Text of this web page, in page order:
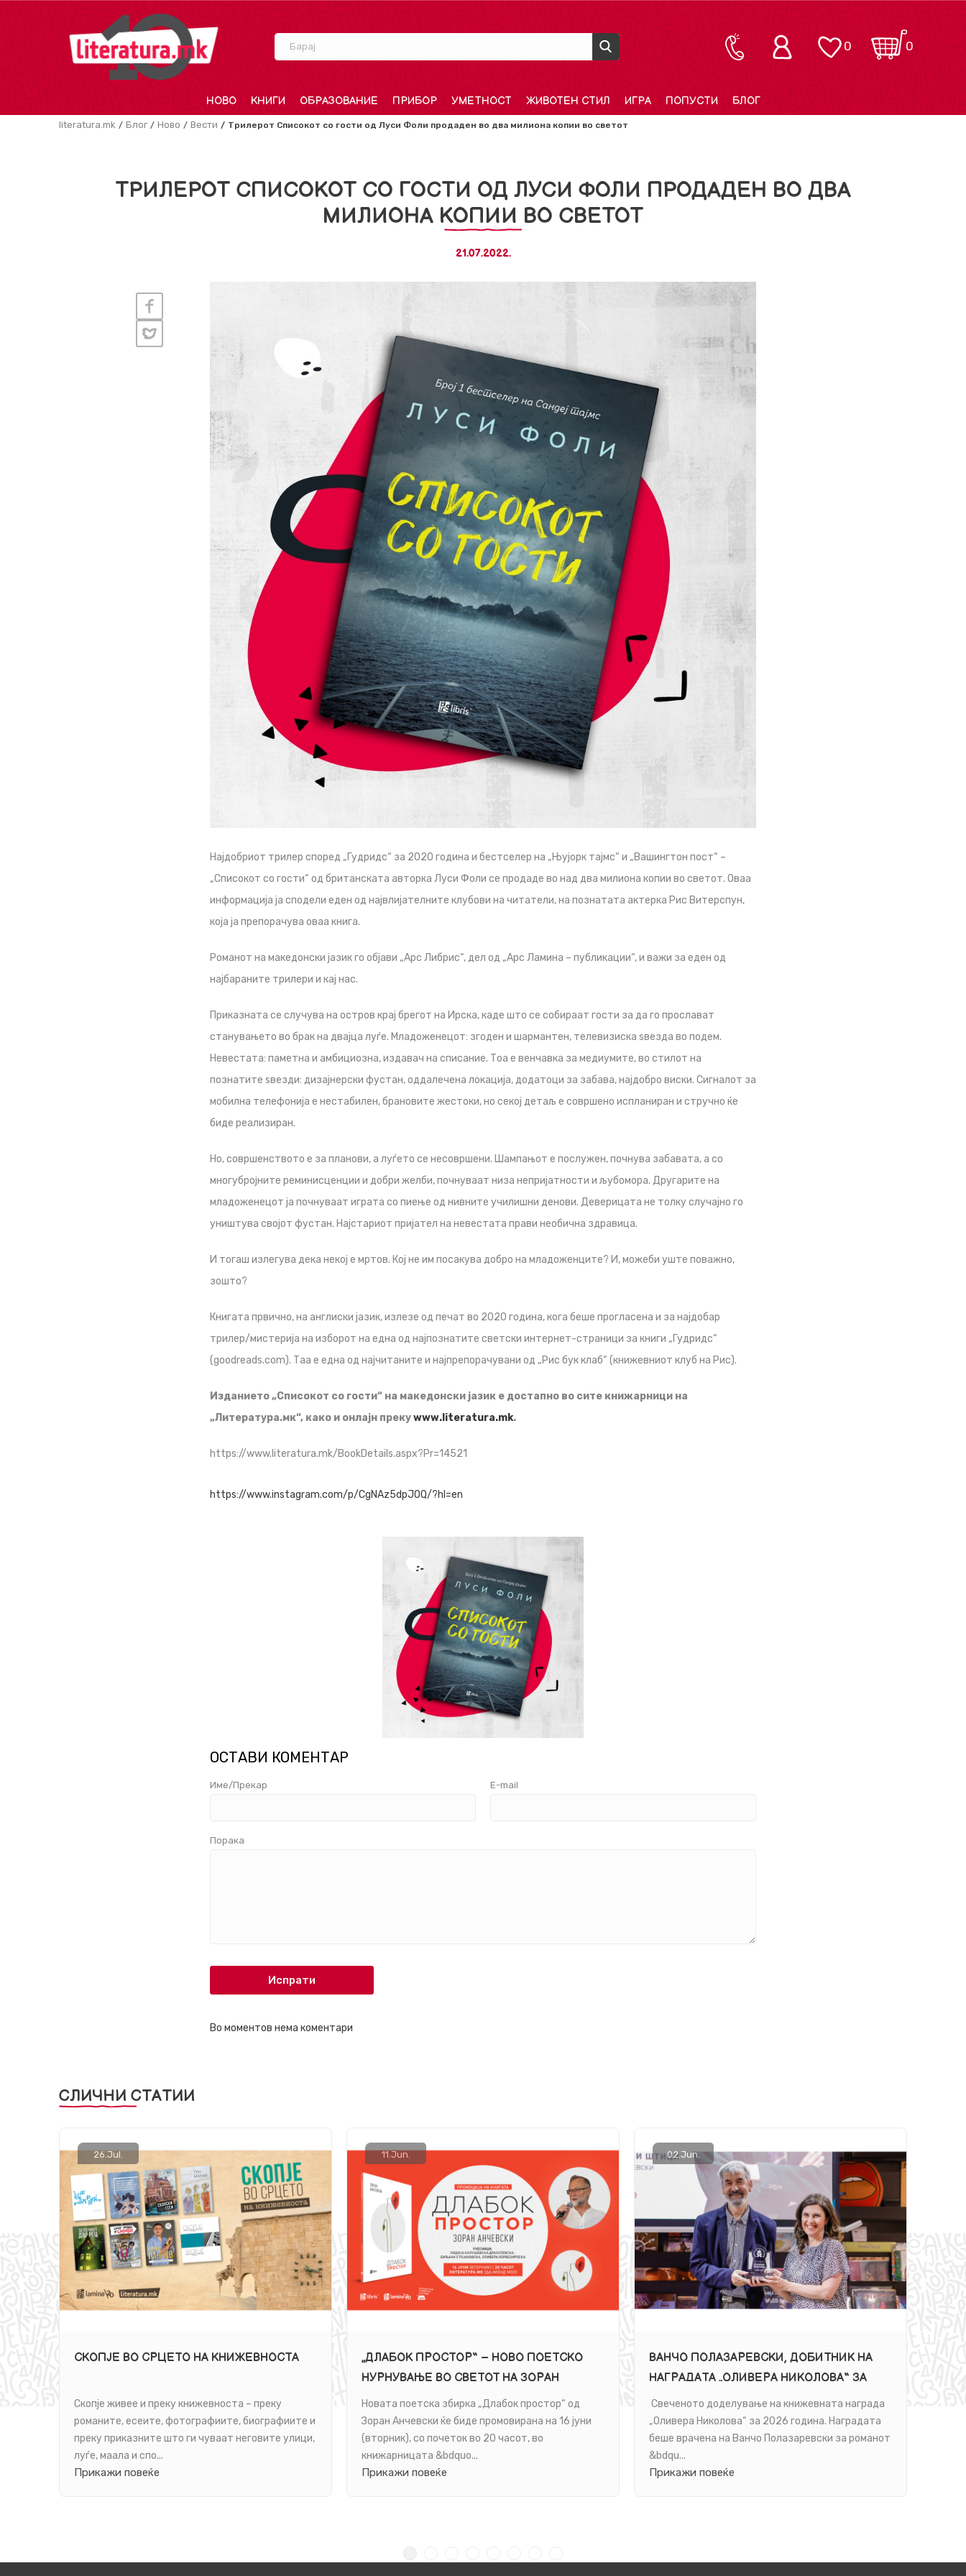
Барај 0
0
НОВО КНИГИ ОБРАЗОВАНИЕ ПРИБОР УМЕТНОСТ ЖИВОТЕН СТИЛ ИГРА ПОПУСТИ БЛОГ
literatura.mk Блог Ново Вести Трилерот Списокот со гости од Луси Фоли продаден во два милиона копии во светот
ТРИЛЕРОТ СПИСОКОТ СО ГОСТИ ОД ЛУСИ ФОЛИ ПРОДАДЕН ВО ДВА
МИЛИОНА КОПИИ ВО СВЕТОТ
21.07.2022.
Најдобриот трилер според „Гудридс“ за 2020 година и бестселер на „Њујорк тајмс“ и „Вашингтон пост“ –
„Списокот со гости“ од британската авторка Луси Фоли се продаде во над два милиона копии во светот. Оваа
информација ја сподели еден од највлијателните клубови на читатели, на познатата актерка Рис Витерспун,
која ја препорачува оваа книга.
Романот на македонски јазик го објави „Арс Либрис“, дел од „Арс Ламина – публикации“, и важи за еден од
најбараните трилери и кај нас.
Приказната се случува на остров крај брегот на Ирска, каде што се собираат гости за да го прослават
станувањето во брак на двајца луѓе. Младоженецот: згоден и шармантен, телевизиска ѕвезда во подем.
Невестата: паметна и амбициозна, издавач на списание. Тоа е венчавка за медиумите, во стилот на
познатите ѕвезди: дизајнерски фустан, оддалечена локација, додатоци за забава, најдобро виски. Сигналот за
мобилна телефонија е нестабилен, брановите жестоки, но секој детаљ е совршено испланиран и стручно ќе
биде реализиран.
Но, совршенството е за планови, а луѓето се несовршени. Шампањот е послужен, почнува забавата, а со
многубројните реминисценции и добри желби, почнуваат низа непријатности и љубомора. Другарите на
младоженецот ја почнуваат играта со пиење од нивните училишни денови. Деверицата не толку случајно го
уништува својот фустан. Најстариот пријател на невестата прави необична здравица.
И тогаш излегува дека некој е мртов. Кој не им посакува добро на младоженците? И, можеби уште поважно,
зошто?
Книгата првично, на англиски јазик, излезе од печат во 2020 година, кога беше прогласена и за најдобар
трилер/мистерија на изборот на една од најпознатите светски интернет-страници за книги „Гудридс“
(goodreads.com). Таа е една од најчитаните и најпрепорачувани од „Рис бук клаб“ (книжевниот клуб на Рис).
Изданието „Списокот со гости“ на македонски јазик е достапно во сите книжарници на
„Литература.мк“, како и онлајн прекуwww.literatura.mk.
https://www.literatura.mk/BookDetails.aspx?Pr=14521
https://www.instagram.com/p/CgNAz5dpJOQ/?hl=en
ОСТАВИ КОМЕНТАР
Име/Прекар E-mail
Порака
Испрати
Во моментов нема коментари
СЛИЧНИ СТАТИИ
26.Jul.
СКОПЈЕ ВО СРЦЕТО НА КНИЖЕВНОСТА
Скопје живее и преку книжевноста – преку
романите, есеите, фотографиите, биографиите и
преку приказните што ги чуваат неговите улици,
луѓе, маала и спо...
Прикажи повеќе
11.Jun.
„ДЛАБОК ПРОСТОР“ – НОВО ПОЕТСКО
НУРНУВАЊЕ ВО СВЕТОТ НА ЗОРАН
АНЧЕВСКИ
Новата поетска збирка „Длабок простор“ од
Зоран Анчевски ќе биде промовирана на 16 јуни
(вторник), со почеток во 20 часот, во
книжарницата &bdquo...
Прикажи повеќе
02.Jun.
ВАНЧО ПОЛАЗАРЕВСКИ, ДОБИТНИК НА
НАГРАДАТА „ОЛИВЕРА НИКОЛОВА“ ЗА
2026 ГОДИНА: „ПИШУВАЊЕТО ЗА ДЕЦА Е
ПРИВИЛЕГИЈА!“
Свеченото доделување на книжевната награда
„Оливера Николова“ за 2026 година. Наградата
беше врачена на Ванчо Полазаревски за романот
&bdqu...
Прикажи повеќе